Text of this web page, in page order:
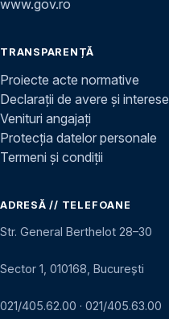
www.gov.ro
TRANSPARENȚĂ
Proiecte acte normative
Declarații de avere și interese
Venituri angajați
Protecția datelor personale
Termeni și condiții
ADRESĂ // TELEFOANE
Str. General Berthelot 28–30
Sector 1, 010168, București
021/405.62.00 · 021/405.63.00